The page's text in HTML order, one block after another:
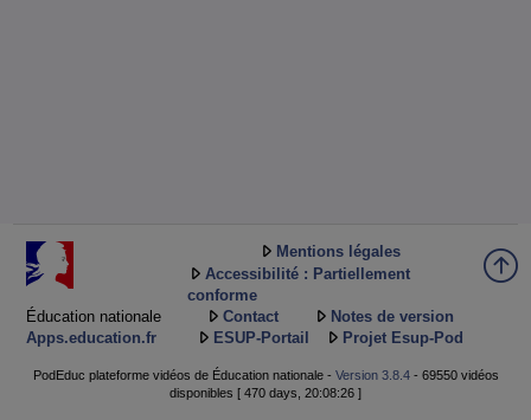
Éducation nationale
Apps.education.fr
Mentions légales
Accessibilité : Partiellement
conforme
Contact
Notes de version
ESUP-Portail
Projet Esup-Pod
PodEduc plateforme vidéos de Éducation nationale - Version 3.8.4- 69550 vidéos
disponibles [ 470 days, 20:08:26 ]